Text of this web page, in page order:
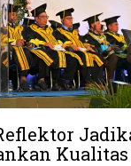
Kualitas